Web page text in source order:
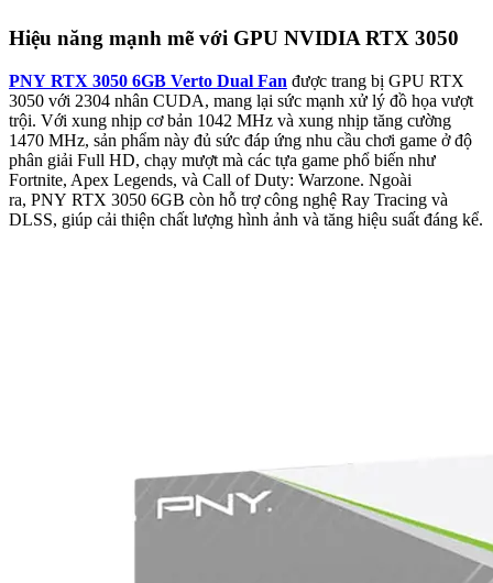
Hiệu năng mạnh mẽ với GPU NVIDIA RTX 3050
PNY RTX 3050 6GB Verto Dual Fan được trang bị GPU RTX
3050 với 2304 nhân CUDA, mang lại sức mạnh xử lý đồ họa vượt
trội. Với xung nhịp cơ bản 1042 MHz và xung nhịp tăng cường
1470 MHz, sản phẩm này đủ sức đáp ứng nhu cầu chơi game ở độ
phân giải Full HD, chạy mượt mà các tựa game phổ biến như
Fortnite, Apex Legends, và Call of Duty: Warzone. Ngoài
ra, PNY RTX 3050 6GB còn hỗ trợ công nghệ Ray Tracing và
DLSS, giúp cải thiện chất lượng hình ảnh và tăng hiệu suất đáng kể.